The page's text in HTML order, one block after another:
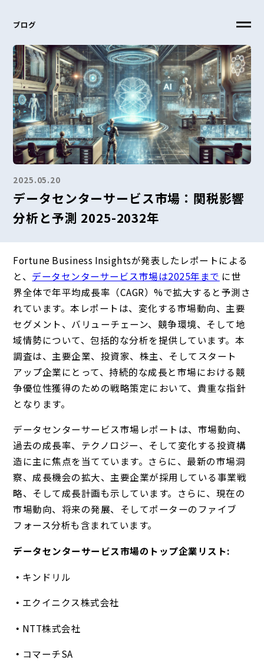
ブログ
2025.05.20
データセンターサービス市場：関税影響
分析と予測 2025-2032年
Fortune Business Insightsが発表したレポートによる
と、 データセンターサービス市場は2025年まで に世
界全体で年平均成長率（CAGR）%で拡大すると予測さ
れています。本レポートは、変化する市場動向、主要
セグメント、バリューチェーン、競争環境、そして地
域情勢について、包括的な分析を提供しています。本
調査は、主要企業、投資家、株主、そしてスタート
アップ企業にとって、持続的な成長と市場における競
争優位性獲得のための戦略策定において、貴重な指針
となります。
データセンターサービス市場レポートは、市場動向、
過去の成長率、テクノロジー、そして変化する投資構
造に主に焦点を当てています。さらに、最新の市場洞
察、成長機会の拡大、主要企業が採用している事業戦
略、そして成長計画も示しています。さらに、現在の
市場動向、将来の発展、そしてポーターのファイブ
フォース分析も含まれています。
データセンターサービス市場のトップ企業リスト:
キンドリル
エクイニクス株式会社
NTT株式会社
コマーチSA